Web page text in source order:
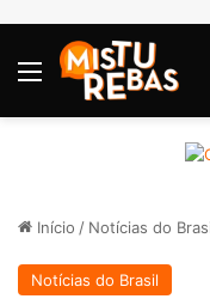
Menu
Início / Notícias do
Notícias do Brasil